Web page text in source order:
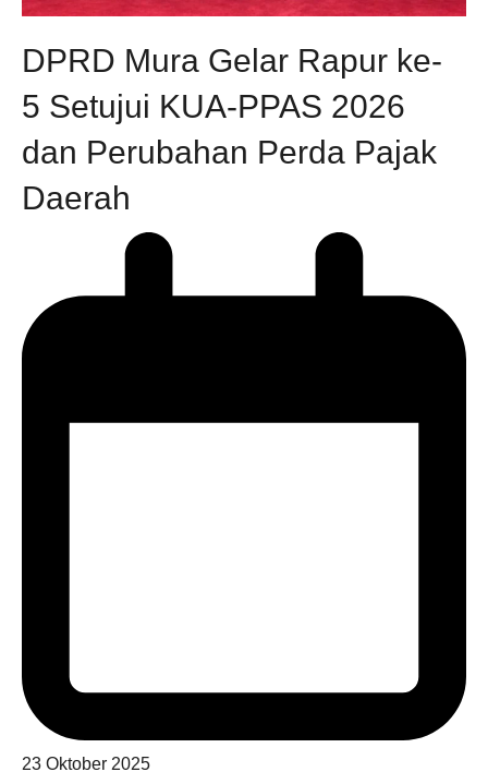
DPRD Mura Gelar Rapur ke-
5 Setujui KUA-PPAS 2026
dan Perubahan Perda Pajak
Daerah
23 Oktober 2025